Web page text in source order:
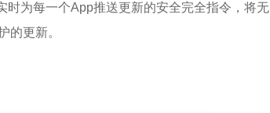
为每⼀个App推送更新的安全完全指令，将⽆
的更新。